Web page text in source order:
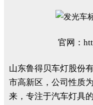
官网：
山东鲁得贝车灯股份
市高新区，公司性质
来，专注于汽车灯具